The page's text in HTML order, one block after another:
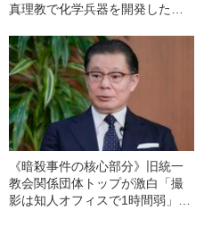
真理教で化学兵器を開発した元
《暗殺事件の核心部分》旧統一
教会関係団体トップが激白「撮
影は知人オフィスで1時間弱」